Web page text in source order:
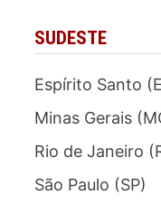
SUDESTE
Espírito Santo
Minas Gerais
Rio de Janeiro
São Paulo (SP)